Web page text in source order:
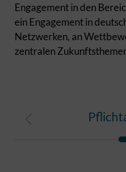
Engagement in den
ein Engagement in
Netzwerken, an
zentralen